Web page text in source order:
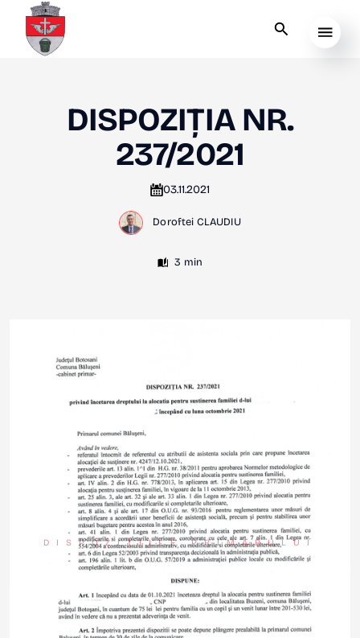
DISPOZIȚIA NR.
237/2021
03.11.2021
Doroftei CLAUDIU
3 min
DISPOZIȚIILE PRIMARULUI